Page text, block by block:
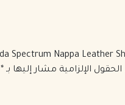
الحقول الإلزامية مشار إليها بـ *